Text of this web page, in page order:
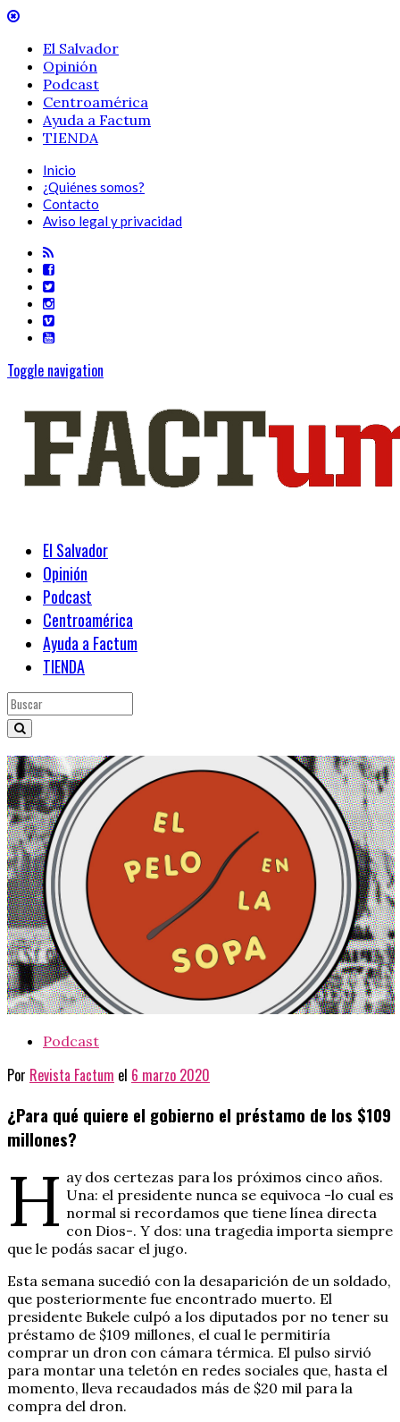
El Salvador
Opinión
Podcast
Centroamérica
Ayuda a Factum
TIENDA
Inicio
¿Quiénes somos?
Contacto
Aviso legal y privacidad
Toggle navigation
El Salvador
Opinión
Podcast
Centroamérica
Ayuda a Factum
TIENDA
Podcast
Por Revista Factum el 6 marzo 2020
¿Para qué quiere el gobierno el préstamo de los $109
millones?
H ay dos certezas para los próximos cinco años.
Una: el presidente nunca se equivoca -lo cual es
normal si recordamos que tiene línea directa
con Dios-. Y dos: una tragedia importa siempre
que le podás sacar el jugo.
Esta semana sucedió con la desaparición de un soldado,
que posteriormente fue encontrado muerto. El
presidente Bukele culpó a los diputados por no tener su
préstamo de $109 millones, el cual le permitiría
comprar un dron con cámara térmica. El pulso sirvió
para montar una teletón en redes sociales que, hasta el
momento, lleva recaudados más de $20 mil para la
compra del dron.